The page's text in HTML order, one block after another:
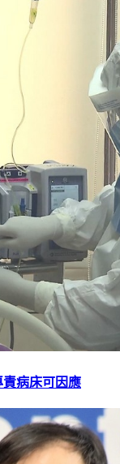
病床可因應